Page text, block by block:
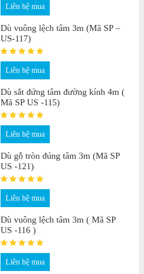
Liên hệ mua
Dù vuông lệch tâm 3m (Mã SP –
US-117)
Liên hệ mua
Dù sắt đứng tâm đường kính 4m (
Mã SP US -115)
Liên hệ mua
Dù gỗ tròn đúng tâm 3m (Mã SP
US -121)
Liên hệ mua
Dù vuông lệch tâm 3m ( Mã SP
US -116 )
Liên hệ mua